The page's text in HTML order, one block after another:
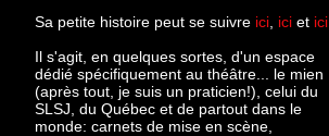
Sa petite histoire peut se suivre ici ici et ici
Il s'agit, en quelques sortes, d'un espace
dédié spécifiquement au théâtre... le mien
(après tout, je suis un praticien!), celui du
SLSJ, du Québec et de partout dans le
monde: carnets de mise en scène,